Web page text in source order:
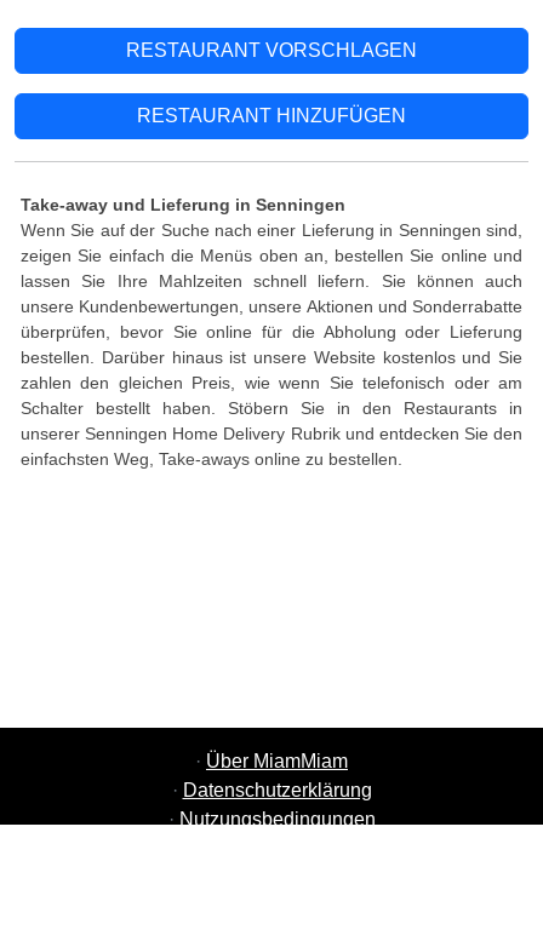
RESTAURANT VORSCHLAGEN
RESTAURANT HINZUFÜGEN
Take-away und Lieferung in Senningen
Wenn Sie auf der Suche nach einer Lieferung in Senningen sind,
zeigen Sie einfach die Menüs oben an, bestellen Sie online und
lassen Sie Ihre Mahlzeiten schnell liefern. Sie können auch
unsere Kundenbewertungen, unsere Aktionen und Sonderrabatte
überprüfen, bevor Sie online für die Abholung oder Lieferung
bestellen. Darüber hinaus ist unsere Website kostenlos und Sie
zahlen den gleichen Preis, wie wenn Sie telefonisch oder am
Schalter bestellt haben. Stöbern Sie in den Restaurants in
unserer Senningen Home Delivery Rubrik und entdecken Sie den
einfachsten Weg, Take-aways online zu bestellen.
· Über MiamMiam
· Datenschutzerklärung
· Nutzungsbedingungen